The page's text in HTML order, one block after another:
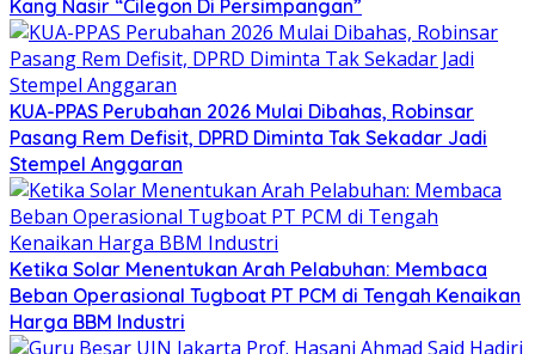
Kang Nasir “Cilegon Di Persimpangan”
KUA-PPAS Perubahan 2026 Mulai Dibahas, Robinsar
Pasang Rem Defisit, DPRD Diminta Tak Sekadar Jadi
Stempel Anggaran
Ketika Solar Menentukan Arah Pelabuhan: Membaca
Beban Operasional Tugboat PT PCM di Tengah Kenaikan
Harga BBM Industri